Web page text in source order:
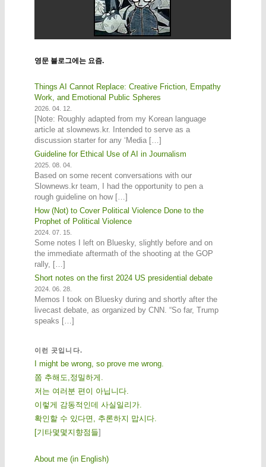
영문 블로그에는 요즘.
Things AI Cannot Replace: Creative Friction, Empathy
Work, and Emotional Public Spheres
2026. 04. 12.
[Note: Roughly adapted from my Korean language
article at slownews.kr. Intended to serve as a
discussion starter for any ‘Media […]
Guideline for Ethical Use of AI in Journalism
2025. 08. 04.
Based on some recent conversations with our
Slownews.kr team, I had the opportunity to pen a
rough guideline on how […]
How (Not) to Cover Political Violence Done to the
Prophet of Political Violence
2024. 07. 15.
Some notes I left on Bluesky, slightly before and on
the immediate aftermath of the shooting at the GOP
rally, […]
Short notes on the first 2024 US presidential debate
2024. 06. 28.
Memos I took on Bluesky during and shortly after the
livecast debate, as organized by CNN. “So far, Trump
speaks […]
이런 곳입니다.
I might be wrong, so prove me wrong.
쫌 추해도,정밀하게.
저는 여러분 편이 아닙니다.
이렇게 감동적인데 사실일리가.
확인할 수 있다면, 추론하지 맙시다.
[기 타몇 몇 지 향점 들]
About me (in English)